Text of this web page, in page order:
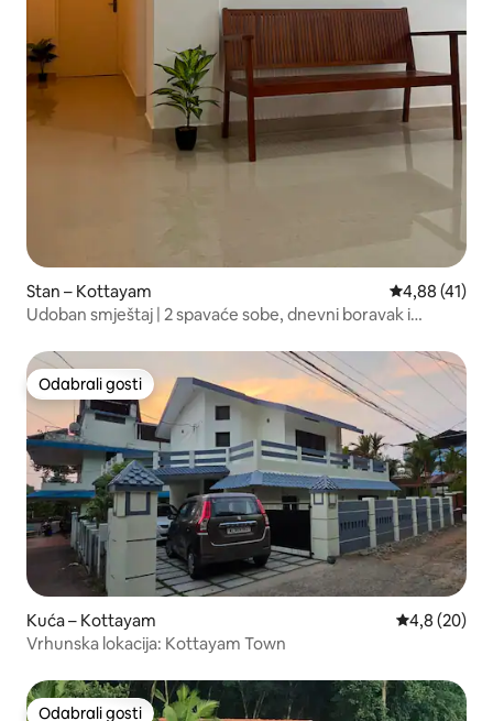
Stan – Kottayam Prosječna
4,88 (41)
Udoban smještaj | 2 spavaće sobe, dnevni boravak i
Odabrali gosti
Odabrali gosti
Kuća – Kottayam Prosječna
4,8 (20)
Vrhunska lokacija: Kottayam Town
Odabrali gosti